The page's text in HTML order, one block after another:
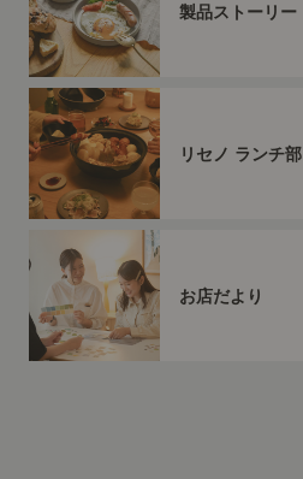
製品ストーリー
リセノ ランチ部
お店だより